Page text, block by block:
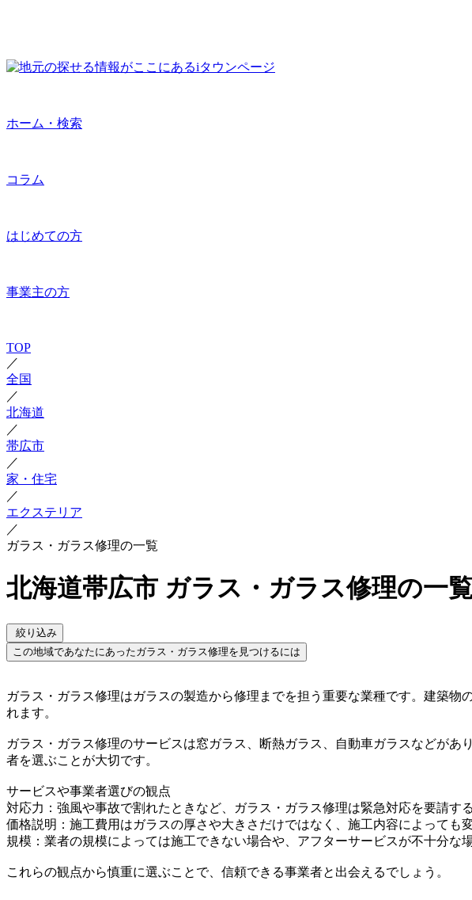
ホーム・検索
コラム
はじめての方
事業主の方
TOP
／
全国
／
北海道
／
帯広市
／
家・住宅
／
エクステリア
／
ガラス・ガラス修理の一覧
北海道帯広市 ガラス・ガラス修理の一
絞り込み
この地域であなたにあったガラス・ガラス修理を見つけるには
ガラス・ガラス修理はガラスの製造から修理までを担う重要な業種です。建築
れます。
ガラス・ガラス修理のサービスは窓ガラス、断熱ガラス、自動車ガラスなどが
者を選ぶことが大切です。
サービスや事業者選びの観点
対応力：強風や事故で割れたときなど、ガラス・ガラス修理は緊急対応を要請
価格説明：施工費用はガラスの厚さや大きさだけではなく、施工内容によって
規模：業者の規模によっては施工できない場合や、アフターサービスが不十分
これらの観点から慎重に選ぶことで、信頼できる事業者と出会えるでしょう。